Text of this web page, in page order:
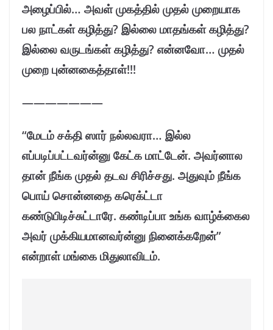
அழைப்பில்… அவள் முகத்தில் முதல் முறையாக
பல நாட்கள் கழித்து? இல்லை மாதங்கள் கழித்து?
இல்லை வருடங்கள் கழித்து? என்னவோ… முதல்
முறை புன்னகைத்தாள்!!!
———————
“மேடம் சக்தி ஸார் நல்லவரா… இல்ல
எப்படிப்பட்டவர்ன்னு கேட்க மாட்டேன். அவர்னால
தான் நீங்க முதல் தடவ சிரிச்சது. அதுவும் நீங்க
பொய் சொன்னதை கரெக்ட்டா
கண்டுபிடிச்சுட்டாரே. கண்டிப்பா உங்க வாழ்க்கைல
அவர் முக்கியமானவர்ன்னு நினைக்கறேன்”
என்றாள் மங்கை மிதுலாவிடம்.